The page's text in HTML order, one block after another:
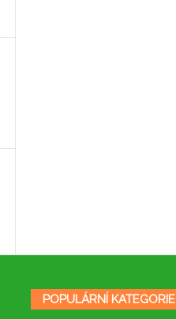
POPULÁRNÍ KATEGORIE